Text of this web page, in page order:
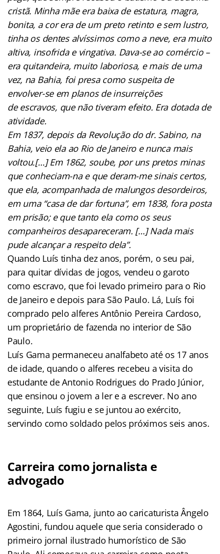
cristã. Minha mãe era baixa de estatura, magra,
bonita, a cor era de um preto retinto e sem lustro,
tinha os dentes alvíssimos como a neve, era muito
altiva, insofrida e vingativa. Dava-se ao comércio –
era quitandeira, muito laboriosa, e mais de uma
vez, na Bahia, foi presa como suspeita de
envolver-se em planos de insurreições
de escravos, que não tiveram efeito. Era dotada de
atividade.
Em 1837, depois da Revolução do dr. Sabino, na
Bahia, veio ela ao Rio de Janeiro e nunca mais
voltou.[…] Em 1862, soube, por uns pretos minas
que conheciam-na e que deram-me sinais certos,
que ela, acompanhada de malungos desordeiros,
em uma “casa de dar fortuna”, em 1838, fora posta
em prisão; e que tanto ela como os seus
companheiros desapareceram. […] Nada mais
pude alcançar a respeito dela”.
Quando Luís tinha dez anos, porém, o seu pai,
para quitar dívidas de jogos, vendeu o garoto
como escravo, que foi levado primeiro para o Rio
de Janeiro e depois para São Paulo. Lá, Luís foi
comprado pelo alferes Antônio Pereira Cardoso,
um proprietário de fazenda no interior de São
Paulo.
Luís Gama permaneceu analfabeto até os 17 anos
de idade, quando o alferes recebeu a visita do
estudante de Antonio Rodrigues do Prado Júnior,
que ensinou o jovem a ler e a escrever. No ano
seguinte, Luís fugiu e se juntou ao exército,
servindo como soldado pelos próximos seis anos.
Carreira como jornalista e
advogado
Em 1864, Luís Gama, junto ao caricaturista Ângelo
Agostini, fundou aquele que seria considerado o
primeiro jornal ilustrado humorístico de São